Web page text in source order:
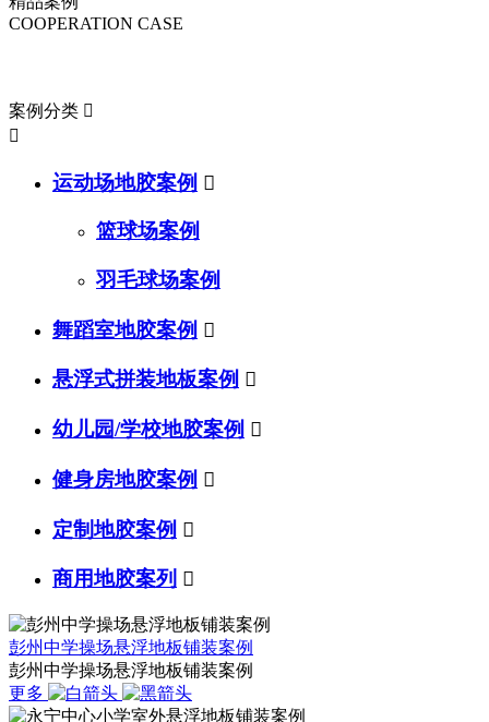
COOPERATION CASE
案例分类 

运动场地胶案例 
篮球场案例
羽毛球场案例
舞蹈室地胶案例 
悬浮式拼装地板案例 
幼儿园/学校地胶案例 
健身房地胶案例 
定制地胶案例 
商用地胶案列 
彭州中学操场悬浮地板铺装案例
彭州中学操场悬浮地板铺装案例
更多